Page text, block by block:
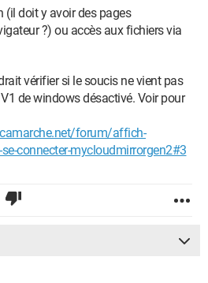
(il doit y avoir des pages
?) ou accès aux fichiers via
vérifier si le soucis ne vient pas
de windows désactivé. Voir pour
forum/affich-
connecter-mycloudmirrorgen2#3